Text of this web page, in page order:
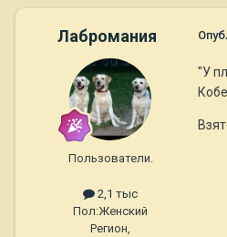
Лабромания
Пользователи.
2,1 тыс
Пол:Женский
Регион,
"У